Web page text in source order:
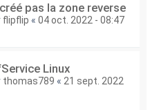
pas la zone reverse
flipflip « 04 oct. 2022 - 08:47
Linux
thomas789 « 21 sept. 2022